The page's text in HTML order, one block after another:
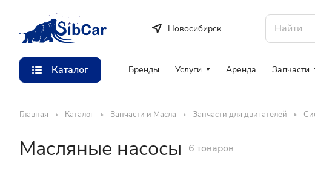
Новосибирск
Каталог Бренды Услуги Аренда Запчасти
Главная Каталог Запчасти и Масла Запчасти для двигателей
Масляные насосы 6 товаров